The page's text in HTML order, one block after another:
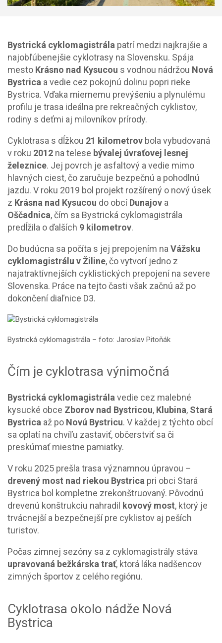
Bystrická cyklomagistrála patrí medzi najkrajšie a
najobľúbenejšie cyklotrasy na Slovensku. Spája
mesto Krásno nad Kysucou s vodnou nádržou Nová
Bystrica a vedie cez pokojnú dolinu popri rieke
Bystrica. Vďaka miernemu prevýšeniu a plynulému
profilu je trasa ideálna pre rekreačných cyklistov,
rodiny s deťmi aj milovníkov prírody.
Cyklotrasa s dĺžkou 21 kilometrov bola vybudovaná
v roku 2012 na telese bývalej úvraťovej lesnej
železnice. Jej povrch je asfaltový a vedie mimo
hlavných ciest, čo zaručuje bezpečnú a pohodlnú
jazdu. V roku 2019 bol projekt rozšírený o nový úsek
z Krásna nad Kysucou do obcíDunajov a
Oščadnica, čím sa Bystrická cyklomagistrála
predĺžila o ďalších 9 kilometrov.
Do budúcna sa počíta s jej prepojením naVážsku
cyklomagistrálu v Žiline, čo vytvorí jedno z
najatraktívnejších cyklistických prepojení na severe
Slovenska. Práce na tejto časti však začnú až po
dokončení diaľnice D3.
Bystrická cyklomagistrála – foto: Jaroslav Pitoňák
Čím je cyklotrasa výnimočná
Bystrická cyklomagistrálavedie cez malebné
kysucké obce Zborov nad Bystricou, Klubina, Stará
Bystrica až po Novú Bystricu. V každej z týchto obcí
sa oplatí na chvíľu zastaviť, občerstviť sa či
preskúmať miestne pamiatky.
V roku 2025 prešla trasa významnou úpravou –
drevený most nad riekou Bystrica pri obci Stará
Bystrica bol kompletne zrekonštruovaný. Pôvodnú
drevenú konštrukciu nahradil kovový most, ktorý je
trvácnejší a bezpečnejší pre cyklistov aj peších
turistov.
Počas zimnej sezóny sa z cyklomagistrály stáva
upravovaná bežkárska trať, ktorá láka nadšencov
zimných športov z celého regiónu.
Cyklotrasa okolo nádže Nová
Bystrica